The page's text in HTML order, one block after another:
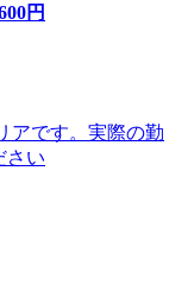
円
アです。実際の勤
さい